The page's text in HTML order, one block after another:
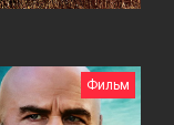
Фильм